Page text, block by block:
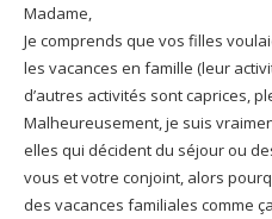
Madame,
Je comprends que vos filles
les vacances en famille (leur
d’autres activités sont caprices,
Malheureusement, je suis
elles qui décident du séjour ou
vous et votre conjoint, alors
des vacances familiales comme